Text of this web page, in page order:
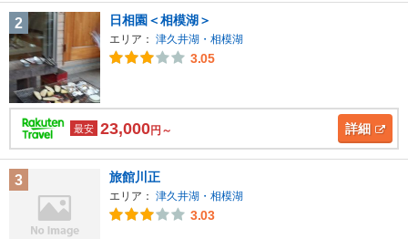
2 日相園＜相模湖＞
エリア： 津久井湖・相模湖
3.05
最安 23,000円～ 詳細
3 旅館川正
エリア： 津久井湖・相模湖
3.03